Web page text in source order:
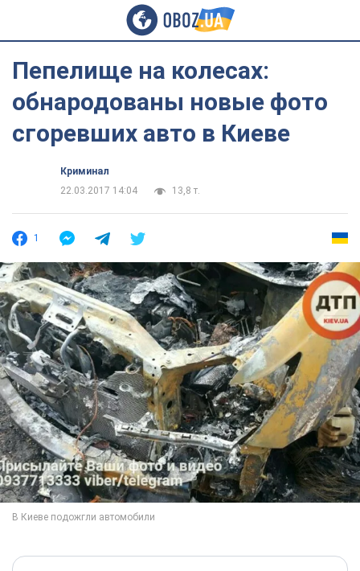
Пепелище на колесах:
обнародованы новые фото
сгоревших авто в Киеве
Криминал
22.03.2017 14:04
13,8 т.
1